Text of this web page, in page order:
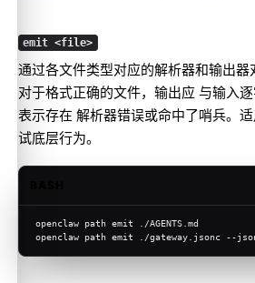
emit <file>
通过各文件类型对应的解析器和输出器
对于格式正确的文件，输出应 与输入
表示存在 解析器错误或命中了哨兵。
试底层行为。
openclaw path emit ./AGENTS.md
openclaw path emit ./gateway.jsonc --